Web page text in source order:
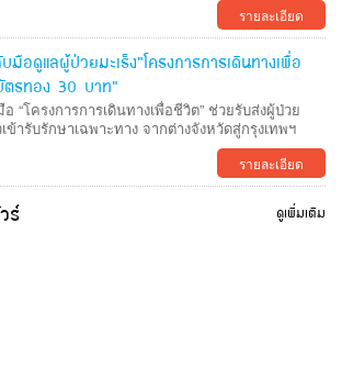
รายละเอียด
ดูแลผู้ป่วยมะเร็ง“โครงการการเดินทางเพื่อ
รทอง 30 บาท”
“โครงการการเดินทางเพื่อชีวิต” ช่วยรับส่งผู้ป่วย
ข้ารับรักษาเฉพาะทาง จากต่างจังหวัดสู่กรุงเทพฯ
รายละเอียด
ร์ ดูเพิ่มเติม